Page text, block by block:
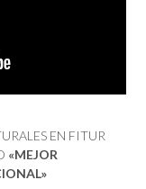
EN FITUR
«MEJOR